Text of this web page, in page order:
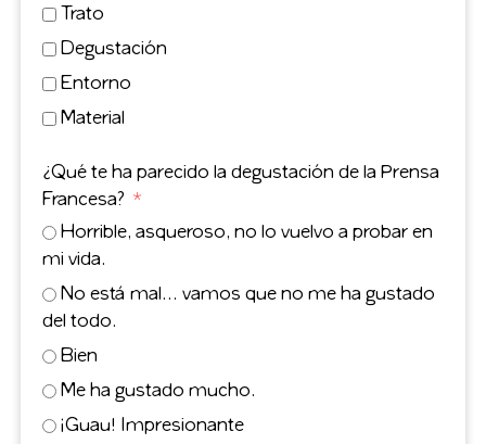
Trato
Degustación
Entorno
Material
¿Qué te ha parecido la degustación de la Prensa
Francesa?
Horrible, asqueroso, no lo vuelvo a probar en
mi vida.
No está mal… vamos que no me ha gustado
del todo.
Bien
Me ha gustado mucho.
¡Guau! Impresionante